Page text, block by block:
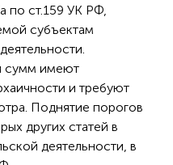
по ст.159 УК РФ,
субъектам
сумм имеют
и требуют
Поднятие порогов
других статей в
деятельности, в